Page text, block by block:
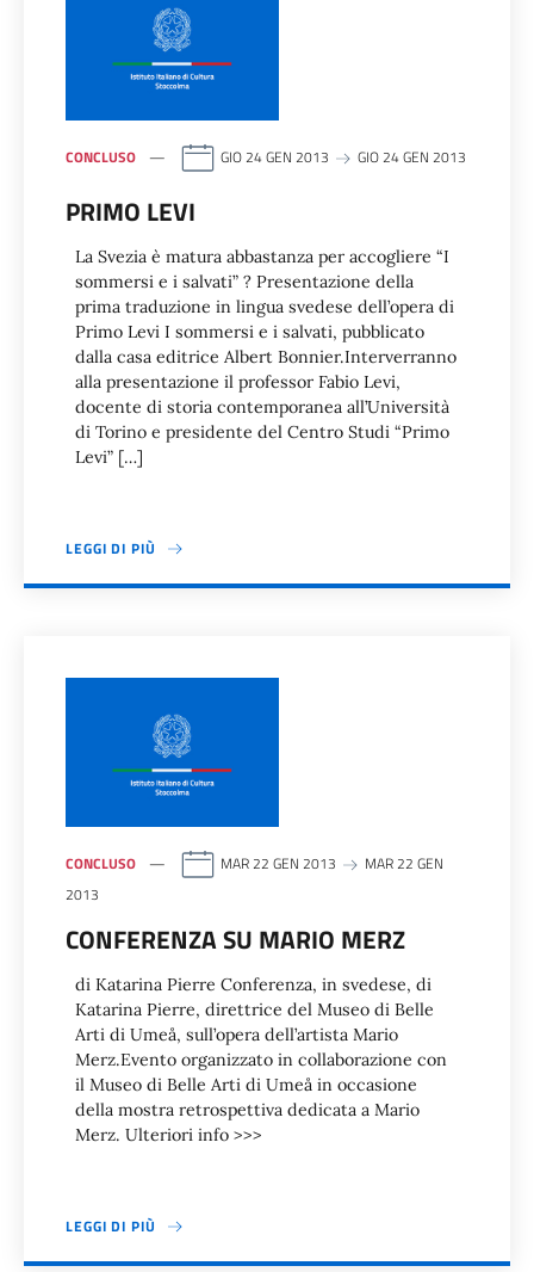
CONCLUSO GIO 24 GEN 2013 GIO 24 GEN 2013
PRIMO LEVI
La Svezia è matura abbastanza per accogliere “I
sommersi e i salvati” ? Presentazione della
prima traduzione in lingua svedese dell’opera di
Primo Levi I sommersi e i salvati, pubblicato
dalla casa editrice Albert Bonnier.Interverranno
alla presentazione il professor Fabio Levi,
docente di storia contemporanea all’Università
di Torino e presidente del Centro Studi “Primo
Levi” […]
LEGGI DI PIÙ
CONCLUSO MAR 22 GEN 2013
MAR 22 GEN
2013
CONFERENZA SU MARIO MERZ
di Katarina Pierre Conferenza, in svedese, di
Katarina Pierre, direttrice del Museo di Belle
Arti di Umeå, sull’opera dell’artista Mario
Merz.Evento organizzato in collaborazione con
il Museo di Belle Arti di Umeå in occasione
della mostra retrospettiva dedicata a Mario
Merz. Ulteriori info >>>
LEGGI DI PIÙ